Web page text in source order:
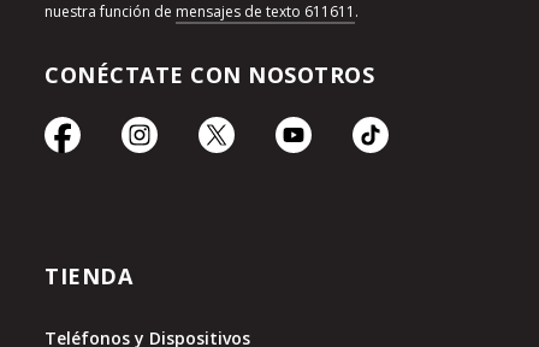
nuestra función de mensajes de texto 611611 .
CONÉCTATE CON NOSOTROS
TIENDA
Teléfonos y Dispositivos